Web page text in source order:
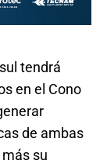
tendrá
en el Cono
de ambas
su